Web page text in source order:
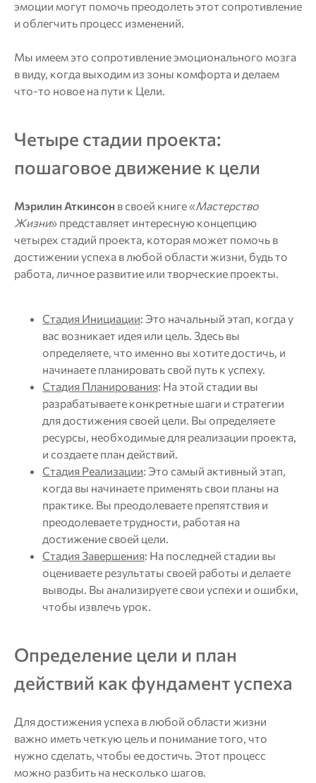
эмоции могут помочь преодолеть этот сопротивление
и облегчить процесс изменений.
Мы имеем это сопротивление эмоционального мозга
в виду, когда выходим из зоны комфорта и делаем
что-то новое на пути к Цели.
Четыре стадии проекта:
пошаговое движение к цели
Мэрилин Аткинсон в своей книге «Мастерство
Жизни» представляет интересную концепцию
четырех стадий проекта, которая может помочь в
достижении успеха в любой области жизни, будь то
работа, личное развитие или творческие проекты.
Стадия Инициации: Это начальный этап, когда у
вас возникает идея или цель. Здесь вы
определяете, что именно вы хотите достичь, и
начинаете планировать свой путь к успеху.
Стадия Планирования: На этой стадии вы
разрабатываете конкретные шаги и стратегии
для достижения своей цели. Вы определяете
ресурсы, необходимые для реализации проекта,
и создаете план действий.
Стадия Реализации: Это самый активный этап,
когда вы начинаете применять свои планы на
практике. Вы преодолеваете препятствия и
преодолеваете трудности, работая на
достижение своей цели.
Стадия Завершения: На последней стадии вы
оцениваете результаты своей работы и делаете
выводы. Вы анализируете свои успехи и ошибки,
чтобы извлечь урок.
Определение цели и план
действий как фундамент успеха
Для достижения успеха в любой области жизни
важно иметь четкую цель и понимание того, что
нужно сделать, чтобы ее достичь. Этот процесс
можно разбить на несколько шагов.